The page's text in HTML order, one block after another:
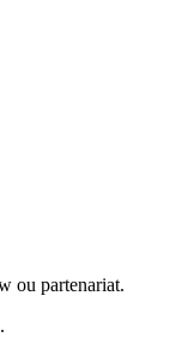
ou partenariat.